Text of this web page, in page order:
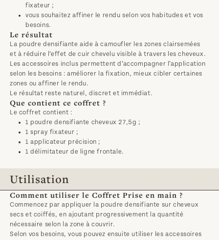
fixateur ;
vous souhaitez affiner le rendu selon vos habitudes et vos
besoins.
Le résultat
La poudre densifiante aide à camoufler les zones clairsemées
et à réduire l’effet de cuir chevelu visible à travers les cheveux.
Les accessoires inclus permettent d’accompagner l’application
selon les besoins : améliorer la fixation, mieux cibler certaines
zones ou affiner le rendu.
Le résultat reste naturel, discret et immédiat.
Que contient ce coffret ?
Le coffret contient :
1 poudre densifiante cheveux 27,5g ;
1 spray fixateur ;
1 applicateur précision ;
1 délimitateur de ligne frontale.
Utilisation
Comment utiliser le Coffret Prise en main ?
Commencez par appliquer la poudre densifiante sur cheveux
secs et coiffés, en ajoutant progressivement la quantité
nécessaire selon la zone à couvrir.
Selon vos besoins, vous pouvez ensuite utiliser les accessoires